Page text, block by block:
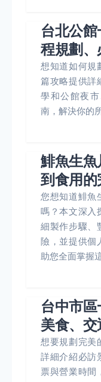
台北公
程規劃、
想知道如何規
篇攻略提供詳
學和公館夜
南，解決你的
鯡魚生魚
到食用的
您想知道鯡魚
嗎？本文深入
細製作步驟、
險，並提供個
助您全面掌握
台中市區
美食、
想要規劃完美
詳細介紹必訪
票與營業時間